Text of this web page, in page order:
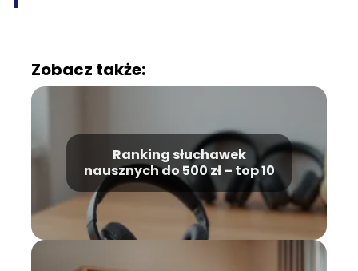
Zobacz także:
Ranking słuchawek
nausznych do 500 zł – top 10